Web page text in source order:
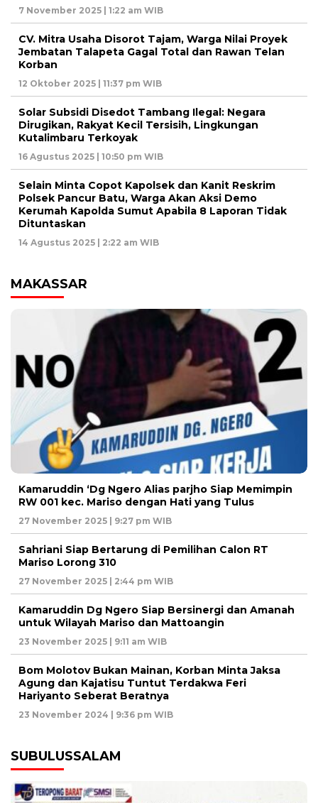
7 November 2025 | 1:22 am WIB
CV. Mitra Usaha Disorot Tajam, Warga Nilai Proyek
Jembatan Talapeta Gagal Total dan Rawan Telan
Korban
12 Oktober 2025 | 11:37 pm WIB
Solar Subsidi Disedot Tambang Ilegal: Negara
Dirugikan, Rakyat Kecil Tersisih, Lingkungan
Kutalimbaru Terkoyak
16 Agustus 2025 | 10:50 pm WIB
Selain Minta Copot Kapolsek dan Kanit Reskrim
Polsek Pancur Batu, Warga Akan Aksi Demo
Kerumah Kapolda Sumut Apabila 8 Laporan Tidak
Dituntaskan
14 Agustus 2025 | 2:22 am WIB
MAKASSAR
Kamaruddin ‘Dg Ngero Alias parjho Siap Memimpin
RW 001 kec. Mariso dengan Hati yang Tulus
27 November 2025 | 9:27 pm WIB
Sahriani Siap Bertarung di Pemilihan Calon RT
Mariso Lorong 310
27 November 2025 | 2:44 pm WIB
Kamaruddin Dg Ngero Siap Bersinergi dan Amanah
untuk Wilayah Mariso dan Mattoangin
23 November 2025 | 9:11 am WIB
Bom Molotov Bukan Mainan, Korban Minta Jaksa
Agung dan Kajatisu Tuntut Terdakwa Feri
Hariyanto Seberat Beratnya
23 November 2024 | 9:36 pm WIB
SUBULUSSALAM